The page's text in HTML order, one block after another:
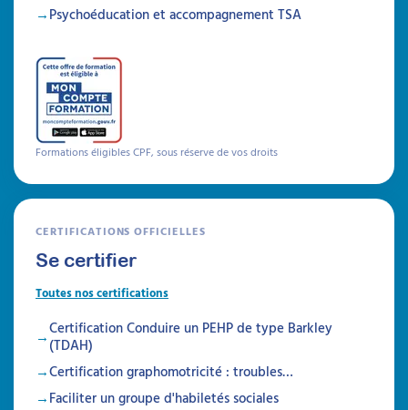
Durée 18h réparties sur 6 semaines
Inscriptions ouvertes
Formations
Psychoéducation et accompagnement TSA
Formations éligibles CPF, sous réserve de vos droits
CERTIFICATIONS OFFICIELLES
Se certifier
Toutes nos certifications
Certification Conduire un PEHP de type Barkley
(TDAH)
Certification graphomotricité : troubles…
Faciliter un groupe d'habiletés sociales